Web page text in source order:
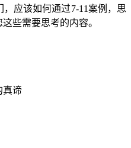
应该如何通过7-11案例，思
些需要思考的内容。
真谛